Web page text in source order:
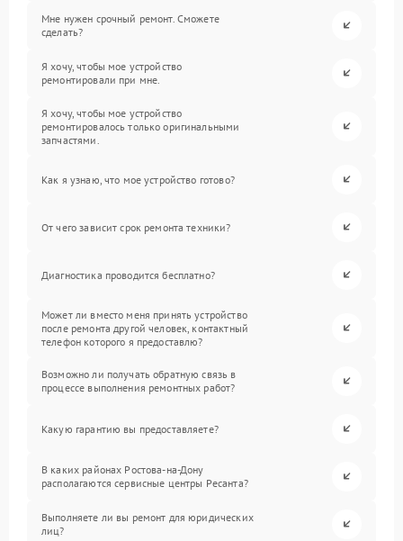
Мне нужен срочный ремонт. Сможете
сделать?
Я хочу, чтобы мое устройство
ремонтировали при мне.
Я хочу, чтобы мое устройство
ремонтировалось только оригинальными
запчастями.
Как я узнаю, что мое устройство готово?
От чего зависит срок ремонта техники?
Диагностика проводится бесплатно?
Может ли вместо меня принять устройство
после ремонта другой человек, контактный
телефон которого я предоставлю?
Возможно ли получать обратную связь в
процессе выполнения ремонтных работ?
Какую гарантию вы предоставляете?
В каких районах Ростова-на-Дону
располагаются сервисные центры Ресанта?
Выполняете ли вы ремонт для юридических
лиц?